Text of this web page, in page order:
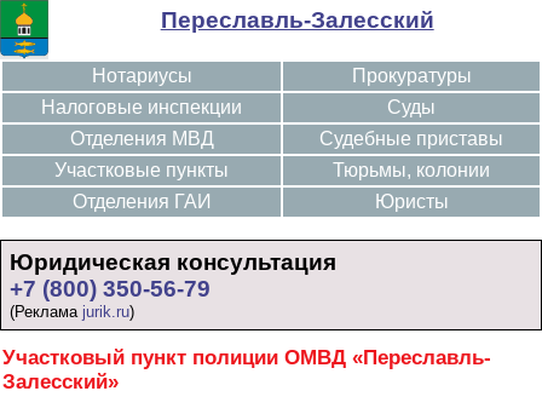
Переславль-Залесский
Нотариусы
Налоговые инспекции
Отделения МВД
Участковые пункты
Отделения ГАИ
Прокуратуры
Суды
Судебные приставы
Тюрьмы, колонии
Юристы
Юридическая консультация
+7 (800) 350-56-79
(Реклама jurik.ru)
Участковый пункт полиции ОМВД «Переславль-
Залесский»